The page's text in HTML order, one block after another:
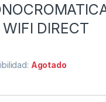
DIRECT
Agotado